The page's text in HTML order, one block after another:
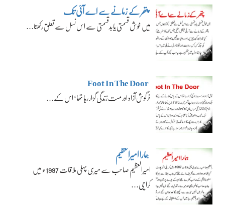
پتھر کے زمانے سے اے آئی تک
میں خوش قسمتی یا بدقسمتی سے اس نسل سے تعلق رکھتا…
Foot In The Door
خرگوش آزاد اور مست زندگی گزار رہا تھا‘ اس کے…
ہمارا امیرالعظیم
امیرالعظیم صاحب سے میری پہلی ملاقات 1997ء میں
کراچی…